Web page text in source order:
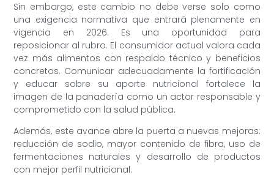
Sin embargo, este cambio no debe verse solo como
una exigencia normativa que entrará plenamente en
vigencia en 2026. Es una oportunidad para
reposicionar al rubro. El consumidor actual valora cada
vez más alimentos con respaldo técnico y beneficios
concretos. Comunicar adecuadamente la fortificación
y educar sobre su aporte nutricional fortalece la
imagen de la panadería como un actor responsable y
comprometido con la salud pública.
Además, este avance abre la puerta a nuevas mejoras:
reducción de sodio, mayor contenido de fibra, uso de
fermentaciones naturales y desarrollo de productos
con mejor perfil nutricional.